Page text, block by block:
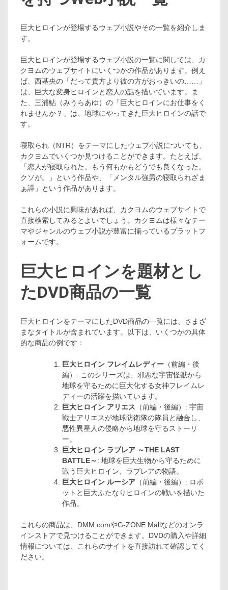
巨大ヒロインが登場するウェブ小説やその一覧を紹介しま
す。
巨大ヒロインが登場するウェブ小説の一覧に関しては、カ
クヨムのウェブサイトにいくつかの作品があります。例え
ば、西基央の「だって貴方より彼の方がおっきいの……」
は、巨大な変身ヒロインと恋人の話を描いています。ま
た、三浦鮎（みうらあゆ）の「巨大ヒロインにお仕事をく
れませんか？」は、地球にやってきた巨大ヒロインの話で
す​​。
寝取られ（NTR）をテーマにしたウェブ小説についても、
カクヨムでいくつか見つけることができます。たとえば、
「恋人が寝取られた。もう何もかもどうでも良くなった。
クソが。」という作品や、「メンタル強男の寝取られざま
ぁ譚」という作品があります​​​​。
これらの小説に興味があれば、カクヨムのウェブサイトで
直接検索してみるとよいでしょう。カクヨムは様々なテー
マやジャンルのウェブ小説が豊富に揃っているプラットフ
ォームです。
巨大ヒロインを題材とし
たDVD商品の一覧
巨大ヒロインをテーマにしたDVD商品の一覧には、さまざ
まなタイトルが含まれています。以下は、いくつかの具体
的な商品の例です：
巨大ヒロイン フレイムレディー （前編・後
編）: このシリーズは、邪悪な宇宙怪獣から
地球を守るために巨大化する女神フレイムレ
ディーの活躍を描いています。
巨大ヒロイン アリエス （前編・後編）: 宇宙
戦士アリエスが地球防衛隊の隊員と融合し、
悪性異星人の侵略から地球を守るストーリ
ー。
巨大ヒロイン ラブレア ～THE LAST
BATTLE～: 地球を巨大生物から守るために
戦う巨大ヒロイン、ラブレアの物語。
巨大ヒロイン ルーシア （前編・後編）: ロボ
ットと巨大ふたなりヒロインの戦いを描いた
作品。
これらの商品は、DMM.comやG-ZONE Mallなどのオンラ
インストアで見つけることができます。DVDの購入や詳細
情報については、これらのサイトを直接訪れて確認してく
ださい。